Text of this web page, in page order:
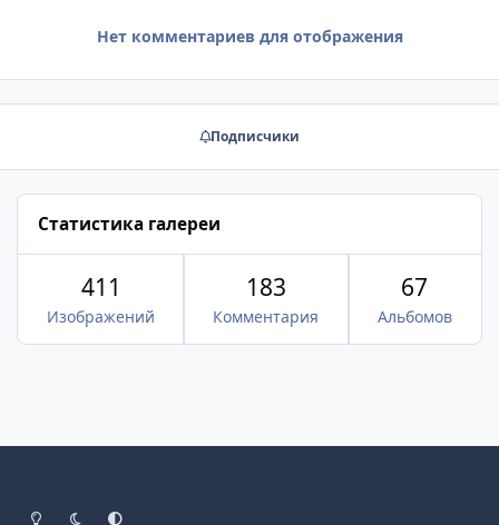
Нет комментариев для отображения
Подписчики
Статистика галереи
Изображений
411
Комментария
183
Альбомов
67
Светлый режим
Тёмный режим
Системные настройки